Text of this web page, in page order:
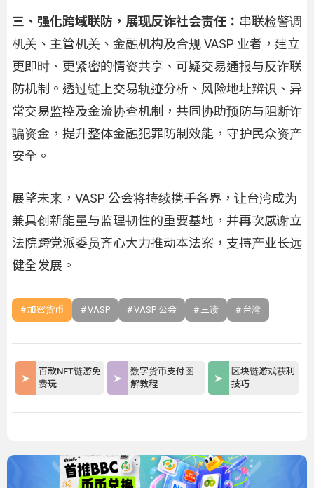
三、强化跨域联防，展现反诈社会责任： 串联检警调
机关、主管机关、金融机构及合规 VASP 业者，建立
更即时、更紧密的情资共享、可疑交易通报与反诈联
防机制。透过链上交易轨迹分析、风险地址辨识、异
常交易监控及金流协查机制，共同协助预防与阻断诈
骗资金，提升整体金融犯罪防制效能，守护民众资产
安全。
展望未来，VASP 公会将持续携手各界，让台湾成为
兼具创新能量与监理韧性的重要基地，并再次感谢立
法院跨党派委员齐心大力推动本法案，支持产业长远
健全发展。
加密货币 VASP VASP 公会 三读 台湾
百款NFT链游免
费玩
数字货币支付图
解教程
区块链游戏获利
技巧